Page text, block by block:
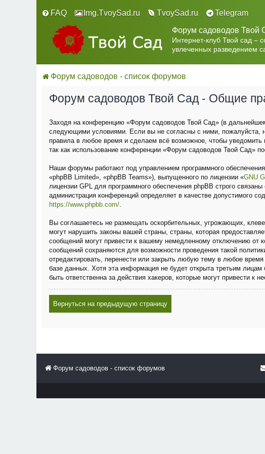
FAQ Img.TvoySad.ru TvoySad.ru
Telegram
Форум садоводов Твой
Интернет-клуб Твой сад –
увлеченных разведением
Форум садоводов - список форумов
Форум садоводов Твой Сад - Общие
Заходя на конференцию «Форум садоводов Твой Сад» (в
следующими условиями. Если вы не согласны с ними, пожалуйста,
правила в любое время и сделаем всё возможное, чтобы
так как использование конференции «Форум садоводов Твой Сад»
Наши форумы работают под управлением программного
«phpBB Limited», «phpBB Teams»), выпущенного по лицензии «GNU
лицензии GPL для программного обеспечения phpBB строго
администрация конференций определяет в качестве допустимого
https://www.phpbb.com/.
Вы соглашаетесь не размещать оскорбительных, угрожающих,
могут нарушить законы вашей страны, страны, которая
сообщений могут привести к вашему немедленному отключению от
сообщений сохраняются для возможности проведения такой
отредактировать, перенести или закрыть любую тему в любое
базе данных. Хотя эта информация не будет открыта третьим
быть ответственна за действия хакеров, которые могут привести к
Вернуться на предыдущую страницу
Форум садоводов - список форумов